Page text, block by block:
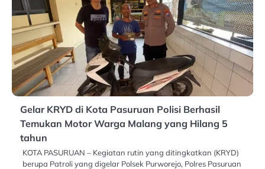
Gelar KRYD di Kota Pasuruan Polisi Berhasil
Temukan Motor Warga Malang yang Hilang 5
tahun
KOTA PASURUAN – Kegiatan rutin yang ditingkatkan (KRYD)
berupa Patroli yang digelar Polsek Purworejo, Polres Pasuruan